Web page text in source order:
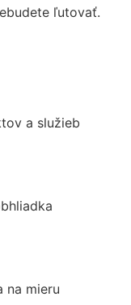
ľutovať.
a služieb
na mieru